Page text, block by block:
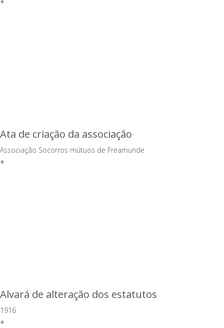
+
Ata de criação da associação
Associação Socorros mútuos de Freamunde
+
Alvará de alteração dos estatutos
1916
+